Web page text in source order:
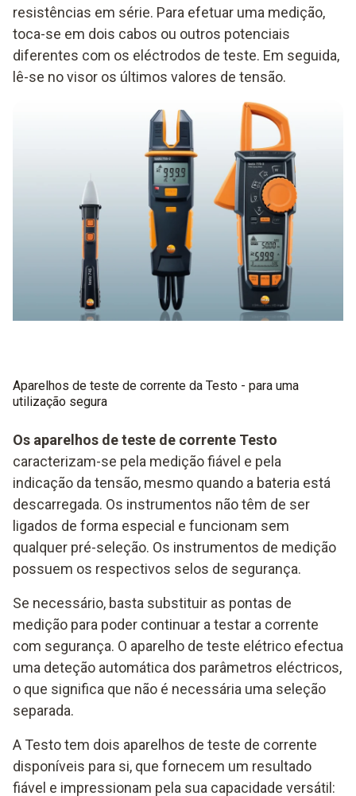
resistências em série. Para efetuar uma medição,
toca-se em dois cabos ou outros potenciais
diferentes com os eléctrodos de teste. Em seguida,
lê-se no visor os últimos valores de tensão.
Aparelhos de teste de corrente da Testo - para uma
utilização segura
Os aparelhos de teste de corrente Testo
caracterizam-se pela medição fiável e pela
indicação da tensão, mesmo quando a bateria está
descarregada. Os instrumentos não têm de ser
ligados de forma especial e funcionam sem
qualquer pré-seleção. Os instrumentos de medição
possuem os respectivos selos de segurança.
Se necessário, basta substituir as pontas de
medição para poder continuar a testar a corrente
com segurança. O aparelho de teste elétrico efectua
uma deteção automática dos parâmetros eléctricos,
o que significa que não é necessária uma seleção
separada.
A Testo tem dois aparelhos de teste de corrente
disponíveis para si, que fornecem um resultado
fiável e impressionam pela sua capacidade versátil: